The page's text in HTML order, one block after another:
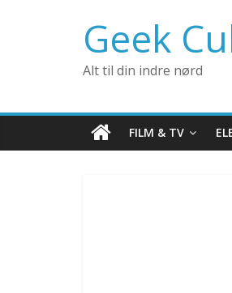
Geek
Alt til din indre nørd
FILM & TV